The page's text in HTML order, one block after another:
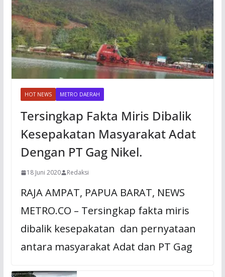
HOT NEWS METRO DAERAH
Tersingkap Fakta Miris Dibalik
Kesepakatan Masyarakat Adat
Dengan PT Gag Nikel.
18 Juni 2020 Redaksi
RAJA AMPAT, PAPUA BARAT, NEWS
METRO.CO – Tersingkap fakta miris
dibalik kesepakatan dan pernyataan
antara masyarakat Adat dan PT Gag